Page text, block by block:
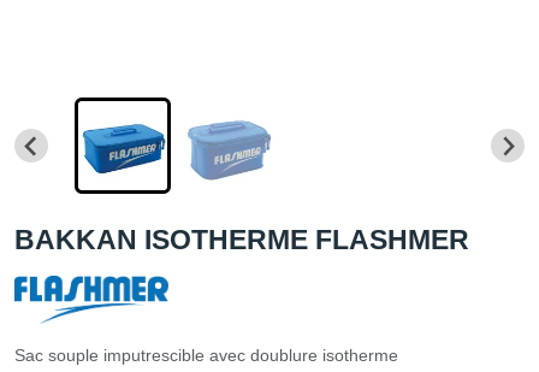
BAKKAN ISOTHERME FLASHMER
Sac souple imputrescible avec doublure isotherme